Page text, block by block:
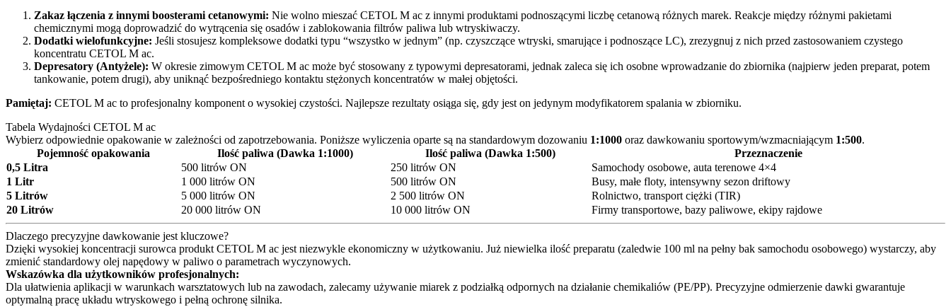
Zakaz łączenia z innymi boosterami cetanowymi: Nie wolno mieszać CETOL M ac z innymi produktami podnoszącymi liczbę cetanową różnych marek. Reakcje między różnymi pakietami
chemicznymi mogą doprowadzić do wytrącenia się osadów i zablokowania filtrów paliwa lub wtryskiwaczy.
Dodatki wielofunkcyjne: Jeśli stosujesz kompleksowe dodatki typu “wszystko w jednym” (np. czyszczące wtryski, smarujące i podnoszące LC), zrezygnuj z nich przed zastosowaniem czystego
koncentratu CETOL M ac.
Depresatory (Antyżele): W okresie zimowym CETOL M ac może być stosowany z typowymi depresatorami, jednak zaleca się ich osobne wprowadzanie do zbiornika (najpierw jeden preparat, potem
tankowanie, potem drugi), aby uniknąć bezpośredniego kontaktu stężonych koncentratów w małej objętości.
Pamiętaj: CETOL M ac to profesjonalny komponent o wysokiej czystości. Najlepsze rezultaty osiąga się, gdy jest on jedynym modyfikatorem spalania w zbiorniku.
Tabela Wydajności CETOL M ac
Wybierz odpowiednie opakowanie w zależności od zapotrzebowania. Poniższe wyliczenia oparte są na standardowym dozowaniu 1:1000 oraz dawkowaniu sportowym/wzmacniającym 1:500.
Pojemność opakowania
Ilość paliwa (Dawka 1:1000) Ilość paliwa (Dawka 1:500)
Przeznaczenie
0,5 Litra
500 litrów ON 250 litrów ON
Samochody osobowe, auta terenowe 4×4
1 Litr
1 000 litrów ON 500 litrów ON
Busy, małe floty, intensywny sezon driftowy
5 Litrów
5 000 litrów ON 2 500 litrów ON
Rolnictwo, transport ciężki (TIR)
20 Litrów
20 000 litrów ON 10 000 litrów ON Firmy transportowe, bazy paliwowe, ekipy rajdowe
Dlaczego precyzyjne dawkowanie jest kluczowe?
Dzięki wysokiej koncentracji surowca produkt CETOL M ac jest niezwykle ekonomiczny w użytkowaniu. Już niewielka ilość preparatu (zaledwie 100 ml na pełny bak samochodu osobowego) wystarczy, aby
zmienić standardowy olej napędowy w paliwo o parametrach wyczynowych.
Wskazówka dla użytkowników profesjonalnych:
Dla ułatwienia aplikacji w warunkach warsztatowych lub na zawodach, zalecamy używanie miarek z podziałką odpornych na działanie chemikaliów (PE/PP). Precyzyjne odmierzenie dawki gwarantuje
optymalną pracę układu wtryskowego i pełną ochronę silnika.